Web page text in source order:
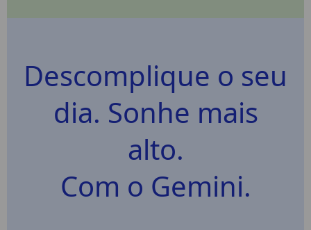
Descomplique o seu
dia. Sonhe mais
alto.
Com o Gemini.